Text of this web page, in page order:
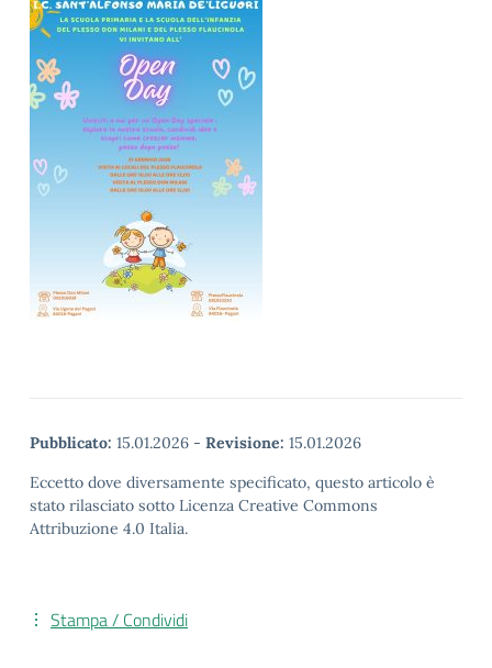
Pubblicato: 15.01.2026 - Revisione: 15.01.2026
Eccetto dove diversamente specificato, questo articolo è
stato rilasciato sotto Licenza Creative Commons
Attribuzione 4.0 Italia.
Stampa / Condividi